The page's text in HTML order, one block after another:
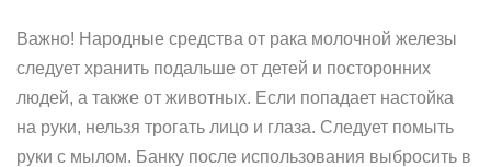
Важно! Народные средства от рака молочной железы
следует хранить подальше от детей и посторонних
людей, а также от животных. Если попадает настойка
на руки, нельзя трогать лицо и глаза. Следует помыть
руки с мылом. Банку после использования выбросить в